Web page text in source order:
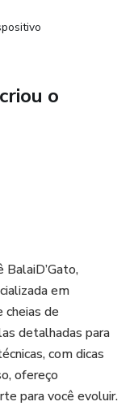
o
em
cheias de
detalhadas para
com dicas
ofereço
para você evoluir.